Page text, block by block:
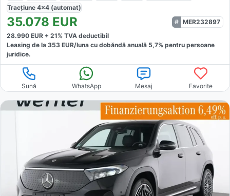
Tracțiune 4x4 (automat)
35.078 EUR
MER232897
28.990 EUR + 21% TVA deductibil
Leasing de la 353 EUR/luna cu dobăndă anuală 5,7% pentru persoane
juridice.
Sună WhatsApp Mesaj Favorite